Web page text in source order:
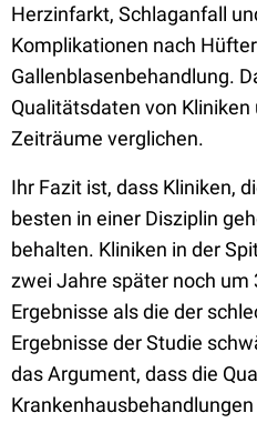
Herzinfarkt, Schlaganfall
Komplikationen nach
Gallenblasenbehandlung.
Qualitätsdaten von Kliniken
Zeiträume verglichen.
Ihr Fazit ist, dass Kliniken,
besten in einer Disziplin
behalten. Kliniken in der
zwei Jahre später noch um
Ergebnisse als die der
Ergebnisse der Studie
das Argument, dass die